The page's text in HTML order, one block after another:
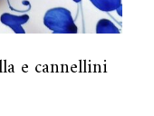
e cannellini